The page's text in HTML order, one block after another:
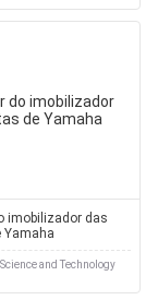
imobilizador das
Yamaha
and Technology